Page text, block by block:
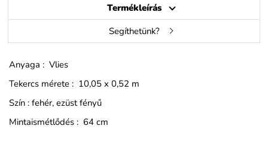
Termékleírás
Segíthetünk?
Anyaga : Vlies
Tekercs mérete : 10,05 x 0,52 m
Szín : fehér, ezüst fényű
Mintaismétlődés : 64 cm